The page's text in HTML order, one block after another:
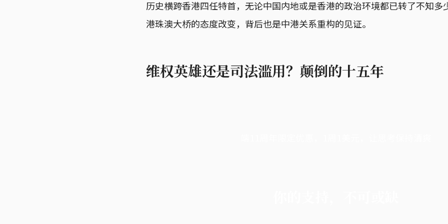
历史横跨香港四任特首，无论中国内地或是香港的政治环境都已转了不知多
港珠澳大桥的态度改变，背后也是中港关系重构的见证。
维权英雄还是司法滥用？颠倒的十五年